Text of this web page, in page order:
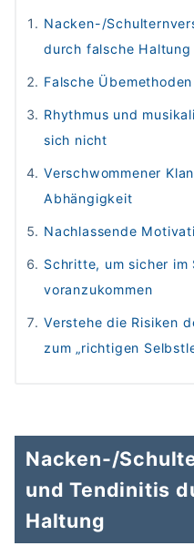
Nacken-/
durch falsche Haltung
Falsche
Rhythmus und
sich nicht
Verschwommener
Abhängigkeit
Nachlassende
Schritte, um sicher im
voranzukommen
Verstehe die Risiken
zum „richtigen
Nacken-/
und Tendinitis
Haltung